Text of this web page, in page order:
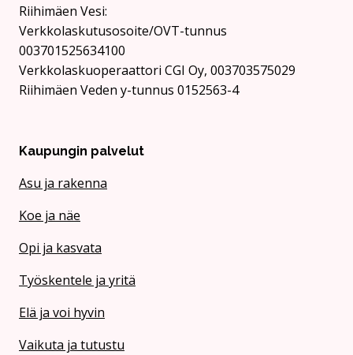
Rii­hi­mäen Vesi:
Verkkolaskutusosoite/OVT-tunnus
003701525634100
Verkkolaskuoperaattori CGI Oy, 003703575029
Riihimäen Veden y-tunnus 0152563-4
Kaupungin palvelut
Asu ja rakenna
Koe ja näe
Opi ja kasvata
Työskentele ja yritä
Elä ja voi hyvin
Vaikuta ja tutustu